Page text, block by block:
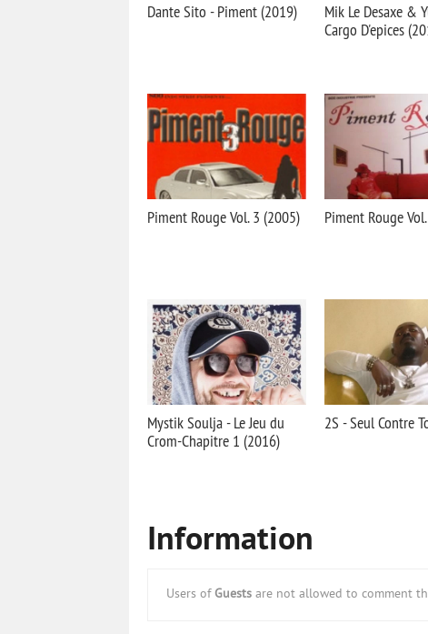
Dante Sito - Piment (2019)
Mik Le Desaxe &
Cargo D'epices
Piment Rouge Vol. 3 (2005) Piment Rouge
Mystik Soulja - Le Jeu du
Crom-Chapitre 1 (2016)
2S - Seul Contre
Information
Users of Guests are not allowed to comment